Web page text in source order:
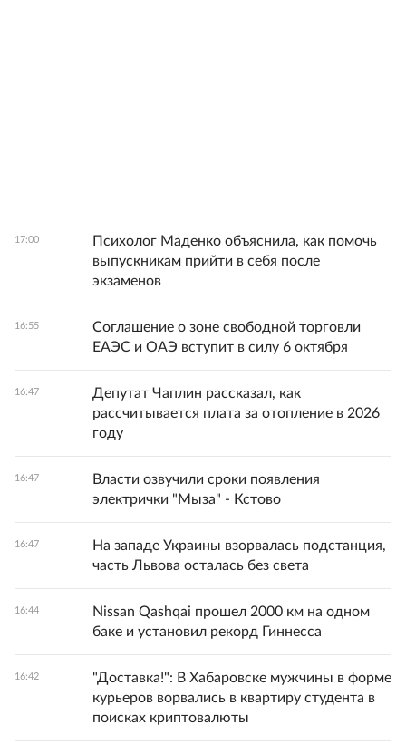
17:00
Психолог Маденко объяснила, как помочь
выпускникам прийти в себя после
экзаменов
16:55
Соглашение о зоне свободной торговли
ЕАЭС и ОАЭ вступит в силу 6 октября
16:47
Депутат Чаплин рассказал, как
рассчитывается плата за отопление в 2026
году
16:47
Власти озвучили сроки появления
электрички "Мыза" - Кстово
16:47
На западе Украины взорвалась подстанция,
часть Львова осталась без света
16:44
Nissan Qashqai прошел 2000 км на одном
баке и установил рекорд Гиннесса
16:42
"Доставка!": В Хабаровске мужчины в форме
курьеров ворвались в квартиру студента в
поисках криптовалюты